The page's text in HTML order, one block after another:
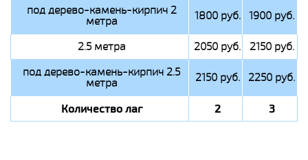
под дерево-камень-кирпич 2
метра 1800 руб. 1900 руб.
2.5 метра 2050 руб.
2150 руб.
под дерево-камень-кирпич 2.5
метра 2150 руб. 2250 руб.
Количество лаг 2 3